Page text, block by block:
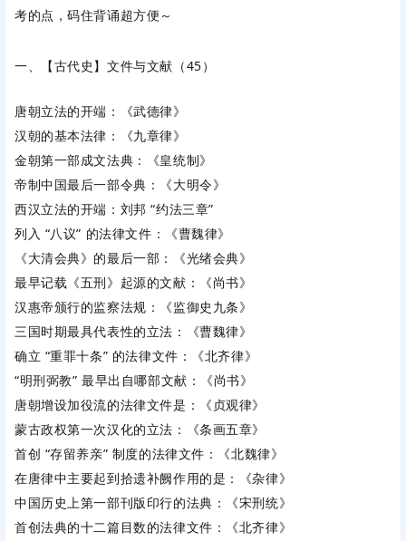
考的点，码住背诵超方便～
一、【古代史】文件与文献（45）
唐朝立法的开端：《武德律》
汉朝的基本法律：《九章律》
金朝第一部成文法典：《皇统制》
帝制中国最后一部令典：《大明令》
西汉立法的开端：刘邦 “约法三章”
列入 “八议” 的法律文件：《曹魏律》
《大清会典》的最后一部：《光绪会典》
最早记载《五刑》起源的文献：《尚书》
汉惠帝颁行的监察法规：《监御史九条》
三国时期最具代表性的立法：《曹魏律》
确立 “重罪十条” 的法律文件：《北齐律》
“明刑弼教” 最早出自哪部文献：《尚书》
唐朝增设加役流的法律文件是：《贞观律》
蒙古政权第一次汉化的立法：《条画五章》
首创 “存留养亲” 制度的法律文件：《北魏律》
在唐律中主要起到拾遗补阙作用的是：《杂律》
中国历史上第一部刊版印行的法典：《宋刑统》
首创法典的十二篇目数的法律文件：《北齐律》